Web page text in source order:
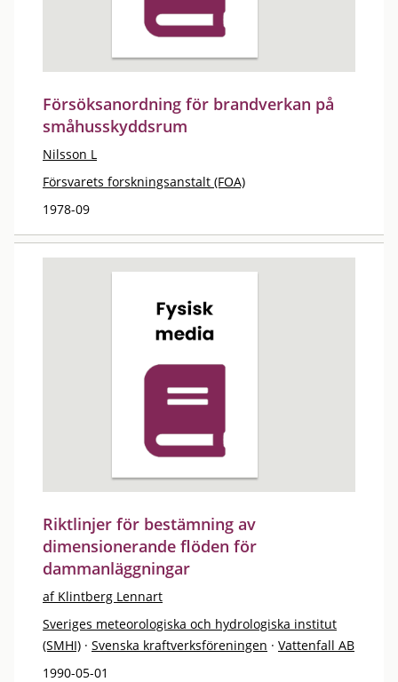
Försöksanordning för brandverkan på
småhusskyddsrum
Nilsson L
Försvarets forskningsanstalt (FOA)
1978-09
Riktlinjer för bestämning av
dimensionerande flöden för
dammanläggningar
af Klintberg Lennart
Sveriges meteorologiska och hydrologiska institut
(SMHI) · Svenska kraftverksföreningen · Vattenfall AB
1990-05-01